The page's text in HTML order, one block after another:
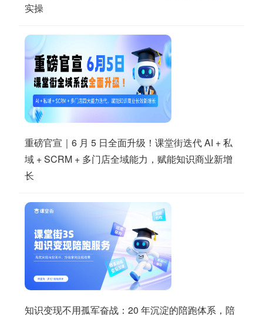
实操
重磅官宣｜6 月 5 日全面升级！课堂街迭代 AI + 私
域 + SCRM + 多门店全域能力，赋能知识商业新增
长
知识变现不用孤军奋战：20 年沉淀的陪跑体系，陪